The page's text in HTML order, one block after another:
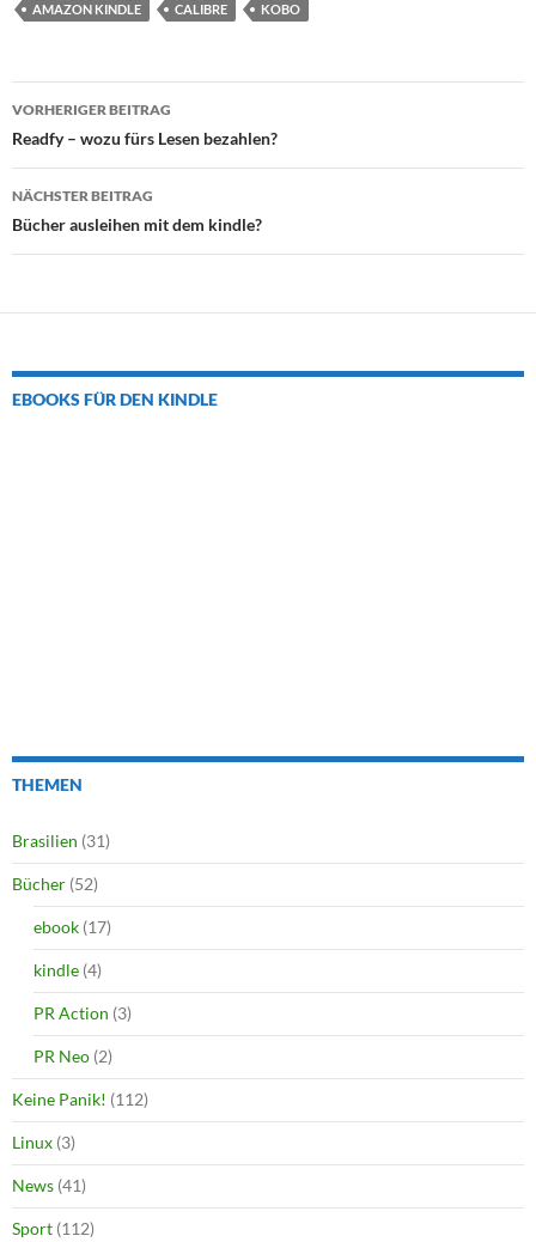
AMAZON KINDLE CALIBRE KOBO
Beitrags-
Navigation
VORHERIGER BEITRAG
Readfy – wozu fürs Lesen bezahlen?
NÄCHSTER BEITRAG
Bücher ausleihen mit dem kindle?
EBOOKS FÜR DEN KINDLE
THEMEN
Brasilien (31)
Bücher (52)
ebook (17)
kindle (4)
PR Action (3)
PR Neo (2)
Keine Panik! (112)
Linux (3)
News (41)
Sport (112)